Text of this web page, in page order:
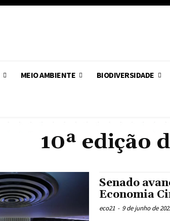
MEIO AMBIENTE BIODIVERSIDADE
10ª edição
Senado
Economia
eco21 - 9 de junho de